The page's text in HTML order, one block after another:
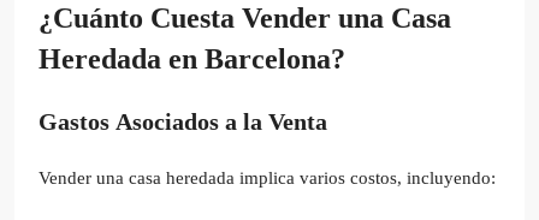
¿Cuánto Cuesta Vender una Casa
Heredada en Barcelona?
Gastos Asociados a la Venta
Vender una casa heredada implica varios costos, incluyendo: